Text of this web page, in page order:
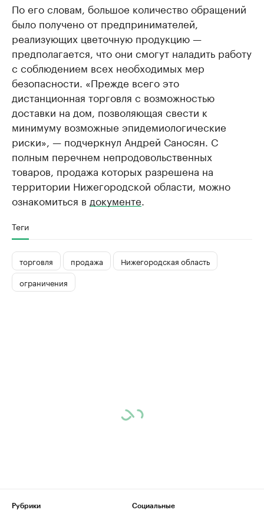
По его словам, большое количество обращений
было получено от предпринимателей,
реализующих цветочную продукцию —
предполагается, что они смогут наладить работу
с соблюдением всех необходимых мер
безопасности. «Прежде всего это
дистанционная торговля с возможностью
доставки на дом, позволяющая свести к
минимуму возможные эпидемиологические
риски», — подчеркнул Андрей Саносян. С
полным перечнем непродовольственных
товаров, продажа которых разрешена на
территории Нижегородской области, можно
ознакомиться в документе
Теги
торговля продажа
Нижегородская область
ограничения
Рубрики
Социальные